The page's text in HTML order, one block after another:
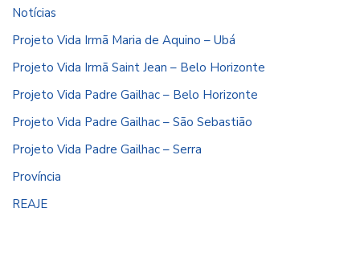
Notícias
Projeto Vida Irmã Maria de Aquino – Ubá
Projeto Vida Irmã Saint Jean – Belo Horizonte
Projeto Vida Padre Gailhac – Belo Horizonte
Projeto Vida Padre Gailhac – São Sebastião
Projeto Vida Padre Gailhac – Serra
Província
REAJE